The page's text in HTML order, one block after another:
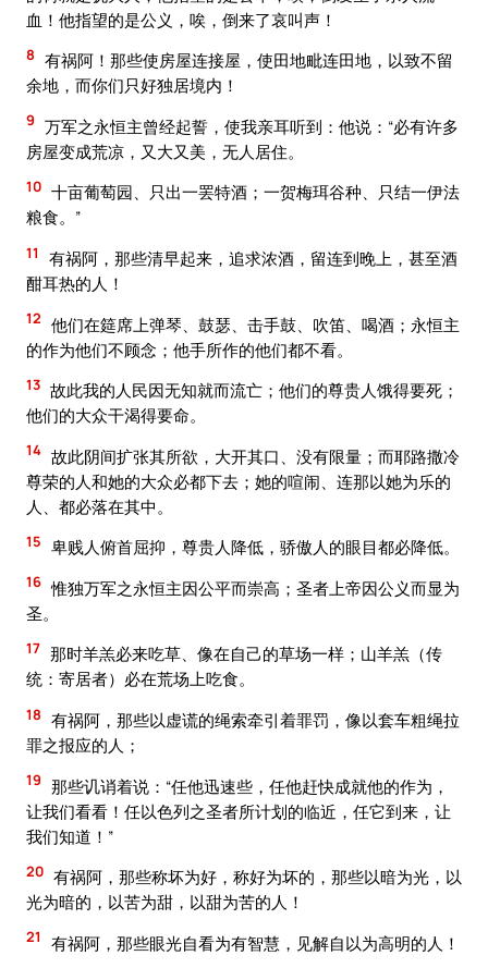
血！他指望的是公义，唉，倒来了哀叫声！
8 有祸阿！那些使房屋连接屋，使田地毗连田地，以致不留
余地，而你们只好独居境内！
9 万军之永恒主曾经起誓，使我亲耳听到：他说：“必有许多
房屋变成荒凉，又大又美，无人居住。
10 十亩葡萄园、只出一罢特酒；一贺梅珥谷种、只结一伊法
粮食。”
11
有祸阿，那些清早起来，追求浓酒，留连到晚上，甚至酒
酣耳热的人！
12 他们在筵席上弹琴、鼓瑟、击手鼓、吹笛、喝酒；永恒主
的作为他们不顾念；他手所作的他们都不看。
13 故此我的人民因无知就而流亡；他们的尊贵人饿得要死；
他们的大众干渴得要命。
14 故此阴间扩张其所欲，大开其口、没有限量；而耶路撒冷
尊荣的人和她的大众必都下去；她的喧闹、连那以她为乐的
人、都必落在其中。
15 卑贱人俯首屈抑，尊贵人降低，骄傲人的眼目都必降低。
16 惟独万军之永恒主因公平而崇高；圣者上帝因公义而显为
圣。
17 那时羊羔必来吃草、像在自己的草场一样；山羊羔（传
统：寄居者）必在荒场上吃食。
18 有祸阿，那些以虚谎的绳索牵引着罪罚，像以套车粗绳拉
罪之报应的人；
19 那些讥诮着说：“任他迅速些，任他赶快成就他的作为，
让我们看看！任以色列之圣者所计划的临近，任它到来，让
我们知道！”
20 有祸阿，那些称坏为好，称好为坏的，那些以暗为光，以
光为暗的，以苦为甜，以甜为苦的人！
21 有祸阿，那些眼光自看为有智慧，见解自以为高明的人！